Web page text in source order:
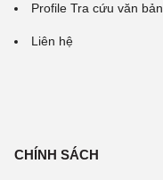
Profile Tra cứu văn bản
Liên hệ
CHÍNH SÁCH